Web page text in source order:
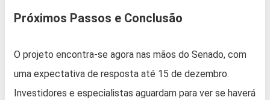
Próximos Passos e Conclusão
O projeto encontra-se agora nas mãos do Senado, com
uma expectativa de resposta até 15 de dezembro.
Investidores e especialistas aguardam para ver se haverá